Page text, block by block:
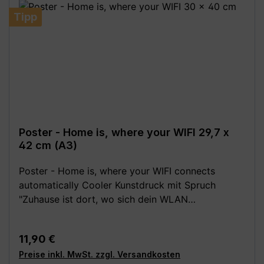
möglich!**
Tipp
Poster - Home is, where your WIFI 29,7 x
42 cm (A3)
Poster - Home is, where your WIFI connects
automatically Cooler Kunstdruck mit Spruch
"Zuhause ist dort, wo sich dein WLAN
eine witzige Geschenkidee, passend für Mann und
Frau. Festes, hochwertiges 250 g Papier (matt).
Regulärer Preis:
11,90 €
Preise inkl. MwSt. zzgl. Versandkosten